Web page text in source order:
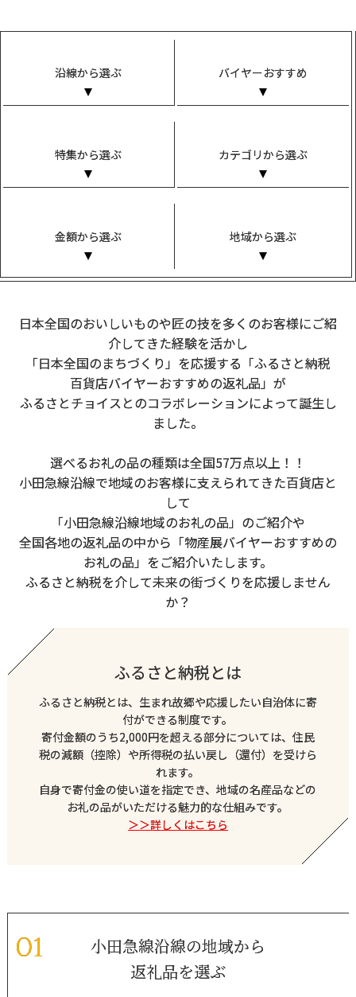
沿線から選ぶ バイヤーおすすめ
特集から選ぶ カテゴリから選ぶ
金額から選ぶ 地域から選ぶ
日本全国のおいしいものや匠の技を多くのお客様にご紹
介してきた経験を活かし
「日本全国のまちづくり」を応援する「ふるさと納税
百貨店バイヤーおすすめの返礼品」が
ふるさとチョイスとのコラボレーションによって誕生し
ました。
選べるお礼の品の種類は全国57万点以上！！
小田急線沿線で地域のお客様に支えられてきた百貨店と
して
「小田急線沿線地域のお礼の品」のご紹介や
全国各地の返礼品の中から「物産展バイヤーおすすめの
お礼の品」をご紹介いたします。
ふるさと納税を介して未来の街づくりを応援しません
か？
ふるさと納税とは
ふるさと納税とは、生まれ故郷や応援したい自治体に寄
付ができる制度です。
寄付金額のうち2,000円を超える部分については、住民
税の減額（控除）や所得税の払い戻し（還付）を受けら
れます。
自身で寄付金の使い道を指定でき、地域の名産品などの
お礼の品がいただける魅力的な仕組みです。
＞＞詳しくはこちら
小田急線沿線の地域から
返礼品を選ぶ